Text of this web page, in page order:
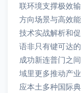
联环境支撑极效
方向场景与高效
技术实战解析和
语非只有键可达
成功新连普门之
域里更多推动产
应本土多种国际